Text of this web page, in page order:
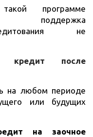
программе
поддержка
не
после
на любом периоде
или будущих
на заочное